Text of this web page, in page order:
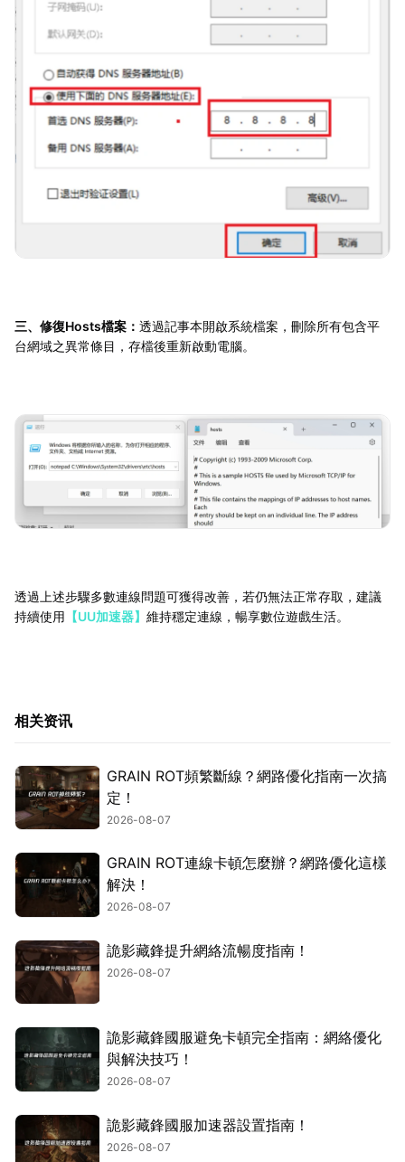
三、修復Hosts檔案： 透過記事本開啟系統檔案，刪除所有包含平
台網域之異常條目，存檔後重新啟動電腦。
透過上述步驟多數連線問題可獲得改善，若仍無法正常存取，建議
持續使用 【UU加速器】 維持穩定連線，暢享數位遊戲生活。
相关资讯
GRAIN ROT頻繁斷線？網路優化指南一次搞
定！
2026-08-07
GRAIN ROT連線卡頓怎麼辦？網路優化這樣
解決！
2026-08-07
詭影藏鋒提升網絡流暢度指南！
2026-08-07
詭影藏鋒國服避免卡頓完全指南：網絡優化
與解決技巧！
2026-08-07
詭影藏鋒國服加速器設置指南！
2026-08-07